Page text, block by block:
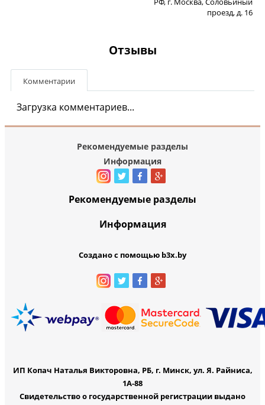
проезд, д. 16
Отзывы
Комментарии
Загрузка комментариев...
Рекомендуемые разделы
Информация
Рекомендуемые разделы
Информация
Создано с помощью b3x.by
ИП Копач Наталья Викторовна, РБ, г. Минск, ул. Я. Райниса,
1А-88
Свидетельство о государственной регистрации выдано